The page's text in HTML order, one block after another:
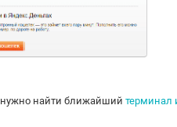
найти ближайший терминал